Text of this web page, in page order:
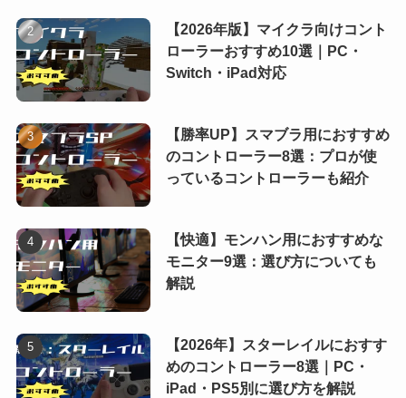
【2026年版】マイクラ向けコント
ローラーおすすめ10選｜PC・
Switch・iPad対応
【勝率UP】スマブラ用におすすめ
のコントローラー8選：プロが使
っているコントローラーも紹介
【快適】モンハン用におすすめな
モニター9選：選び方についても
解説
【2026年】スターレイルにおすす
めのコントローラー8選｜PC・
iPad・PS5別に選び方を解説